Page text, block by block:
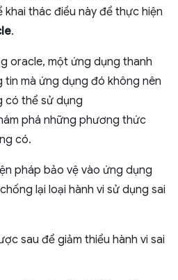
thác điều này để thực hiện
.
oracle, một ứng dụng thanh
mà ứng dụng đó không nên
có thể sử dụng
phá những phương thức
có.
pháp bảo vệ vào ứng dụng
lại loại hành vi sử dụng sai
sau để giảm thiểu hành vi sai